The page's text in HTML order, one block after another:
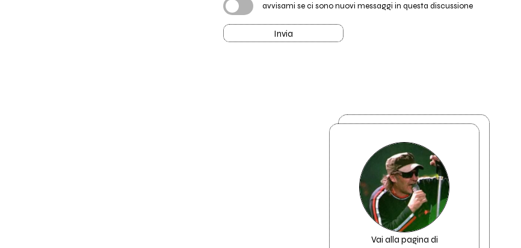
avvisami se ci sono nuovi messaggi in questa discussione
Invia
Vai alla pagina di